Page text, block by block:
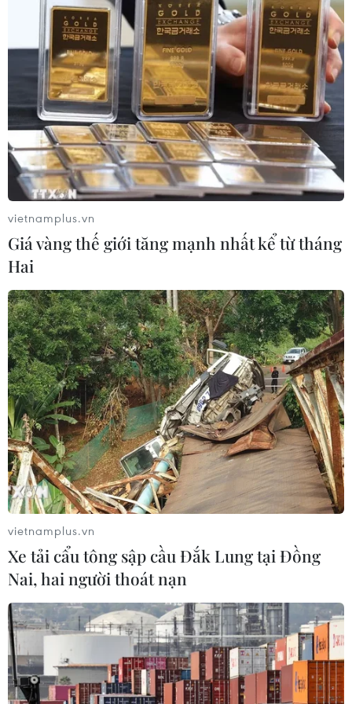
Báo động cận thị học đường khi
nhiều trẻ giảm thị lực từ rất sớm
01/08/2026 09:31
Thành phố Hồ Chí Minh phát triển
hệ thống y tế đa tầng, đồng bộ, thống
nhất
Gia Lai xác thực 99,8% dữ liệu bảo
hiểm
01/08/2026 07:05
Bộ Y tế : Trên 22% người trưởng
thành thiếu vận động thể lực
31/07/2026 04:10
TP Hồ Chí Minh đồng hành để trẻ
mắc bệnh hiểm nghèo không lỡ cơ
hội học tập và điều trị
30/07/2026 13:53
Việt từ người hiến chết não
30/07/2026 12:52
vietnamplus.vn
Giá vàng thế giới tăng mạnh nhất kể từ tháng
Hai
vietnamplus.vn
Xe tải cẩu tông sập cầu Đắk Lung tại Đồng
Nai, hai người thoát nạn